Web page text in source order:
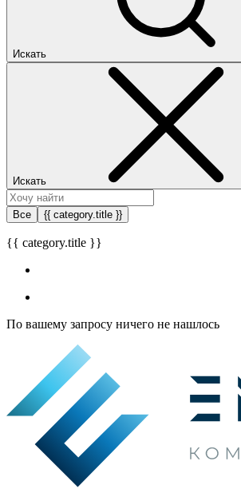
Искать
Искать
Все {{ category.title }}
{{ category.title }}
По вашему запросу ничего не нашлось